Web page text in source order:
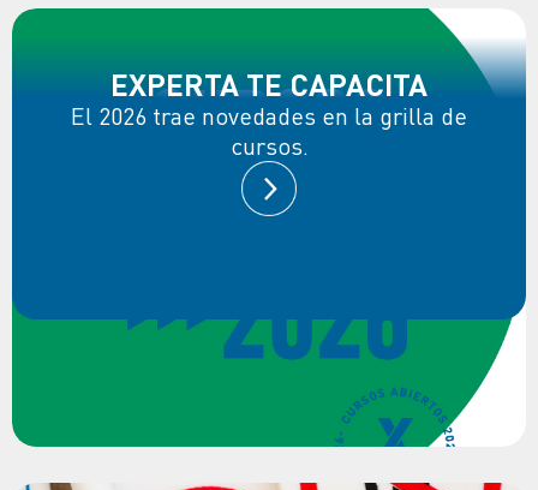
EXPERTA TE CAPACITA
El 2026 trae novedades en la grilla de
cursos.